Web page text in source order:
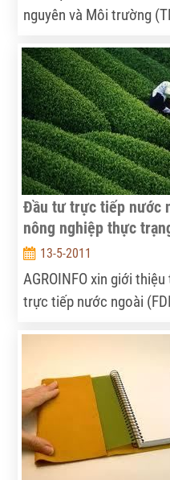
nguyên và Môi trường
bảo vệ môi trường và
2010; ký kết Nghị quyết
2015.
Đầu tư trực tiếp nước
nông nghiệp thực
13-5-2011
AGROINFO xin giới
trực tiếp nước ngoài
và Thạc sĩ Hà Huy
trường và Phát triển bền
http://
11/05/2011.